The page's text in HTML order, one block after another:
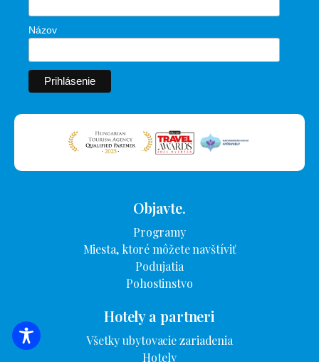
VYHĽADÁVANIE UBYTOVANIA
Názov
Objavte.
Programy
Miesta, ktoré môžete navštíviť
Podujatia
Pohostinstvo
Hotely a partneri
Všetky ubytovacie zariadenia
Hotely